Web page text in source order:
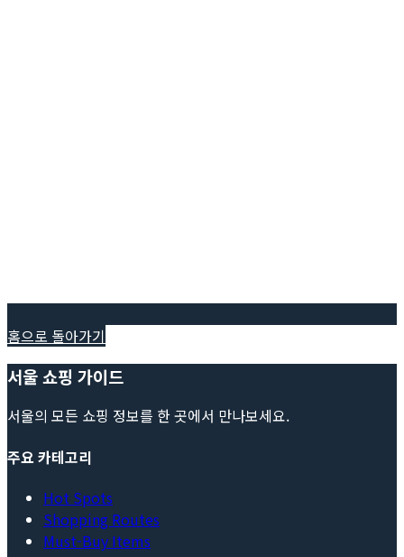
홈으로 돌아가기
서울 쇼핑 가이드
서울의 모든 쇼핑 정보를 한 곳에서 만나보세요.
주요 카테고리
Hot Spots
Shopping Routes
Must-Buy Items